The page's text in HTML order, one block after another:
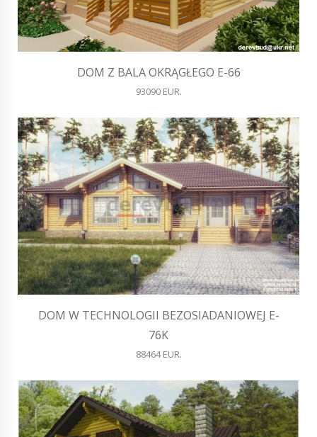
DOM Z BALA OKRĄGŁEGO E-66
93090 EUR.
DOM W TECHNOLOGII BEZOSIADANIOWEJ E-
76K
88464 EUR.